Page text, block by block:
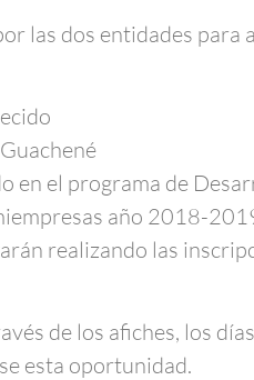
las dos entidades para
en el programa de
año 2018-
realizando las
de los afiches, los
esta oportunidad.